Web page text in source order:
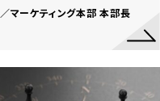
マーケティング本部 本部長